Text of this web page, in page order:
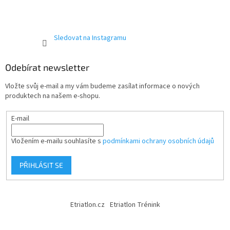
Sledovat na Instagramu
Odebírat newsletter
Vložte svůj e-mail a my vám budeme zasílat informace o nových
produktech na našem e-shopu.
E-mail
Vložením e-mailu souhlasíte s podmínkami ochrany osobních údajů
PŘIHLÁSIT SE
Etriatlon.cz Etriatlon Trénink